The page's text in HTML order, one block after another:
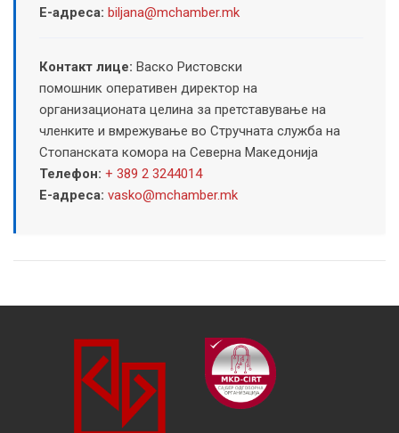
Е-адреса: biljana@mchamber.mk
Контакт лице: Васко Ристовски
помошник оперативен директор на
организационата целина за претставување на
членките и вмрежување во Стручната служба на
Стопанската комора на Северна Македонија
Телефон: + 389 2 3244014
Е-адреса: vasko@mchamber.mk